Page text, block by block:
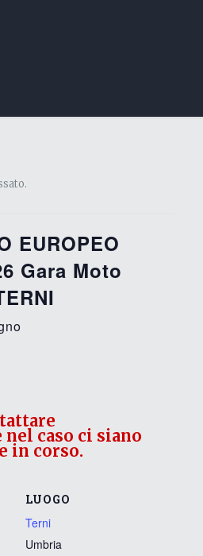
EUROPEO
Gara Moto
LUOGO
Terni
Umbria
caso ci siano
in corso.